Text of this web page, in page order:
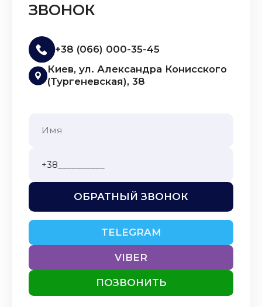
ЗВОНОК
+38 (066) 000-35-45
Киев, ул. Александра Конисского
(Тургеневская), 38
ОБРАТНЫЙ ЗВОНОК
TELEGRAM
VIBER
ПОЗВОНИТЬ